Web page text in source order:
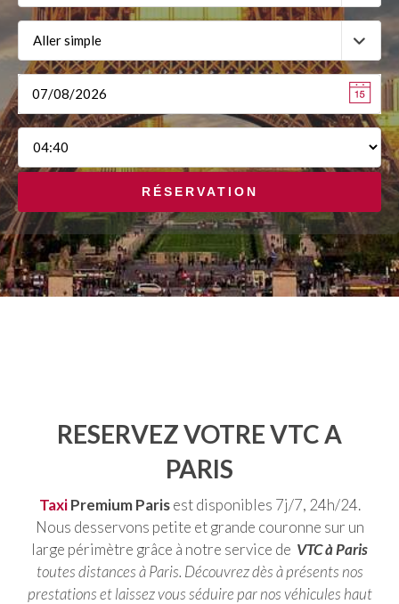
RESERVEZ VOTRE VTC A
PARIS
TaxiPremium Parisest disponibles 7j/7, 24h/24.
Nous desservons petite et grande couronne sur un
large périmètre grâce à notre service de VTC à Paris
toutes distances à Paris. Découvrez dès à présents nos
prestations et laissez vous séduire par nos véhicules haut